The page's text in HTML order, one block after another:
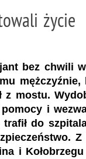
życie
bez chwili
z mostu.
i
do
Z
i